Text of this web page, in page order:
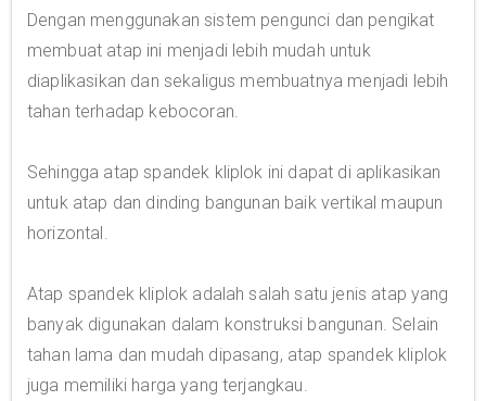
Dengan menggunakan sistem pengunci dan pengikat
membuat atap ini menjadi lebih mudah untuk
diaplikasikan dan sekaligus membuatnya menjadi lebih
tahan terhadap kebocoran.
Sehingga atap spandek kliplok ini dapat di aplikasikan
untuk atap dan dinding bangunan baik vertikal maupun
horizontal.
Atap spandek kliplok adalah salah satu jenis atap yang
banyak digunakan dalam konstruksi bangunan. Selain
tahan lama dan mudah dipasang, atap spandek kliplok
juga memiliki harga yang terjangkau.